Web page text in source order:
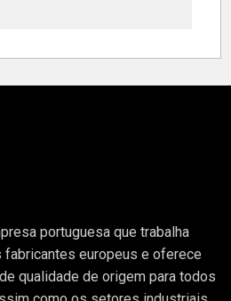
portuguesa que trabalha
europeus e oferece
qualidade de origem para todos